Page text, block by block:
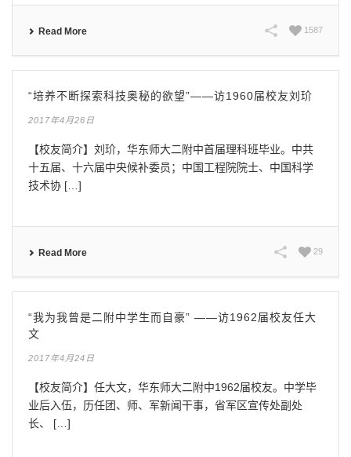
Read More 1587
“培养不断探索科技奥秘的欲望”——访1960届校友刘玠
2017年4月26日
【校友简介】刘玠，华东师大二附中首届理科班毕业。中共
十五届、十六届中央候补委员；中国工程院院士、中国科学
技术协 […]
Read More 29
“我为我曾是二附中学生而自豪” ——访1962届校友任大
文
2017年4月24日
【校友简介】任大文，华东师大二附中1962届校友。中学毕
业后入伍，历任团、师、军新闻干事，省军区宣传处副处
长、 […]